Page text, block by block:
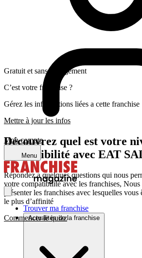
Mon compte
Menu
Trouver ma franchise
Actualités de la franchise
Gratuit et sans engagement
C’est votre franchise ?
Gérez les informations liées a cette franchise
Mettre à jour les infos
Découvrez quel est votre
compatibilité avec EAT
Répondez a quelques questions qui nous
votre compatibilité avec les franchises,
présenter les franchises avec lesquelles
le plus d’affinité
Commencer le quizz